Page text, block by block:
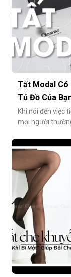
Tất Modal Có
Tủ Đồ Của
Khi nói đến việc
mọi người
cách tiết kiệm
chất lượng từ
không chỉ